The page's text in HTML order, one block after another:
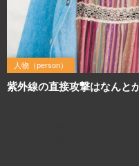
人物（person）
紫外線の直接攻撃はなんと